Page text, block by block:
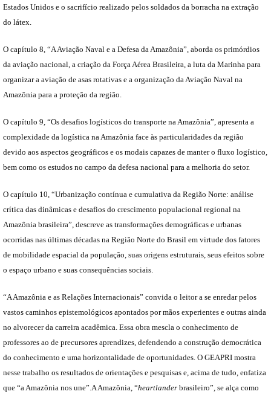
Estados Unidos e o sacrifício realizado pelos soldados da borracha na extração
do látex.
O capítulo 8, “A Aviação Naval e a Defesa da Amazônia”, aborda os primórdios
da aviação nacional, a criação da Força Aérea Brasileira, a luta da Marinha para
organizar a aviação de asas rotativas e a organização da Aviação Naval na
Amazônia para a proteção da região.
O capítulo 9, “Os desafios logísticos do transporte na Amazônia”, apresenta a
complexidade da logística na Amazônia face às particularidades da região
devido aos aspectos geográficos e os modais capazes de manter o fluxo logístico,
bem como os estudos no campo da defesa nacional para a melhoria do setor.
O capítulo 10, “Urbanização contínua e cumulativa da Região Norte: análise
crítica das dinâmicas e desafios do crescimento populacional regional na
Amazônia brasileira”, descreve as transformações demográficas e urbanas
ocorridas nas últimas décadas na Região Norte do Brasil em virtude dos fatores
de mobilidade espacial da população, suas origens estruturais, seus efeitos sobre
o espaço urbano e suas consequências sociais.
“A Amazônia e as Relações Internacionais” convida o leitor a se enredar pelos
vastos caminhos epistemológicos apontados por mãos experientes e outras ainda
no alvorecer da carreira acadêmica. Essa obra mescla o conhecimento de
professores ao de precursores aprendizes, defendendo a construção democrática
do conhecimento e uma horizontalidade de oportunidades. O GEAPRI mostra
nesse trabalho os resultados de orientações e pesquisas e, acima de tudo, enfatiza
que “a Amazônia nos une”.A Amazônia, “heartlander brasileiro”, se alça como